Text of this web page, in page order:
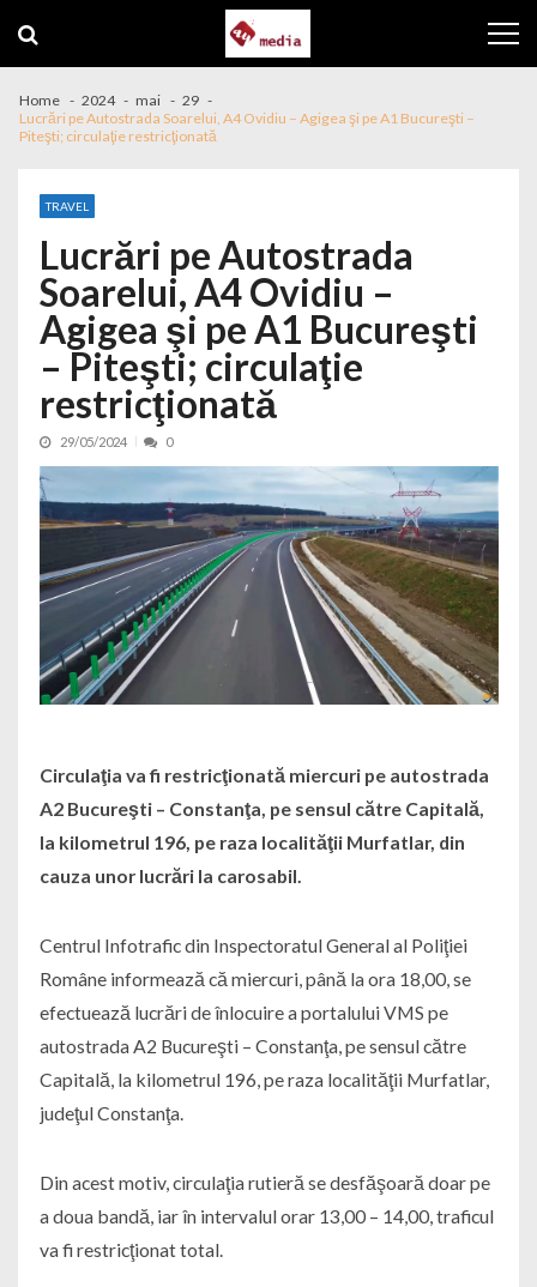
Home 2024 mai
29
Lucrări pe Autostrada Soarelui, A4 Ovidiu – Agigea şi pe A1 Bucureşti –
Piteşti; circulaţie restricţionată
TRAVEL
Lucrări pe Autostrada
Soarelui, A4 Ovidiu –
Agigea şi pe A1 Bucureşti
– Piteşti; circulaţie
restricţionată
29/05/2024 0
Circulaţia va fi restricţionată miercuri pe autostrada
A2 Bucureşti – Constanţa, pe sensul către Capitală,
la kilometrul 196, pe raza localităţii Murfatlar, din
cauza unor lucrări la carosabil.
Centrul Infotrafic din Inspectoratul General al Poliţiei
Române informează că miercuri, până la ora 18,00, se
efectuează lucrări de înlocuire a portalului VMS pe
autostrada A2 Bucureşti – Constanţa, pe sensul către
Capitală, la kilometrul 196, pe raza localităţii Murfatlar,
judeţul Constanţa.
Din acest motiv, circulaţia rutieră se desfăşoară doar pe
a doua bandă, iar în intervalul orar 13,00 – 14,00, traficul
va fi restricţionat total.